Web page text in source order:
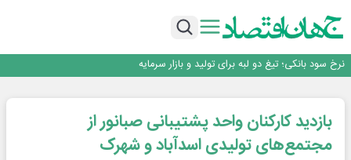
عبور فکور صنعت از مرز ۵۳ همت درآمد
نرخ سود بانکی؛ تیغ دو لبه برای تولید و بازار سرمایه
طلسم خانه‌سازی چینی‌ها در ایران شکسته می‌شود؟
عبور فکور صنعت از مرز ۵۳ همت درآمد
رییس‌کل بیمه مرکزی: برای حقوق مردم خط قرمز ندارم
بازدید کارکنان واحد پشتیبانی صبانور از
مجتمع‌های تولیدی اسدآباد و شهرک